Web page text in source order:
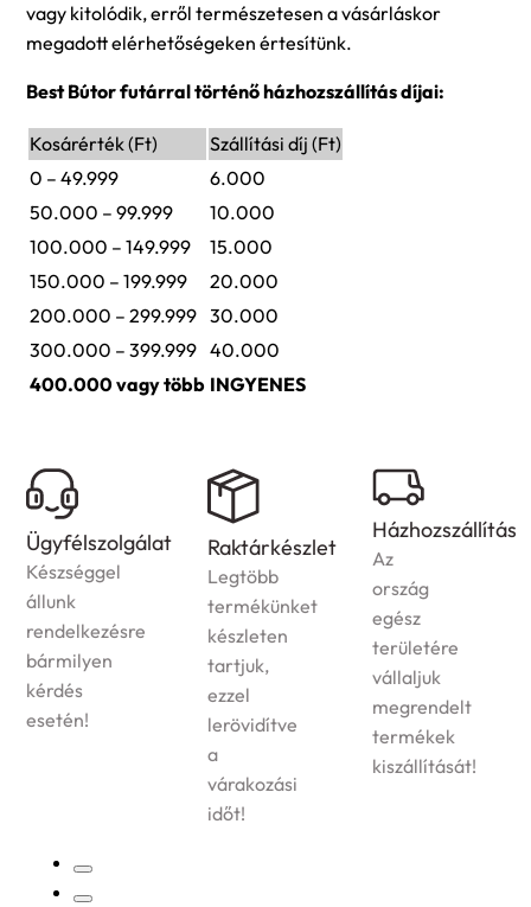
vagy kitolódik, erről természetesen a vásárláskor
megadott elérhetőségeken értesítünk.
Best Bútor futárral történő házhozszállítás díjai:
Kosárérték (Ft)
Szállítási díj (Ft)
0 – 49.999
6.000
50.000 – 99.999
10.000
100.000 – 149.999
15.000
150.000 – 199.999
20.000
200.000 – 299.999 30.000
300.000 – 399.999 40.000
400.000 vagy több INGYENES
Ügyfélszolgálat
Készséggel
állunk
rendelkezésre
bármilyen
kérdés
esetén!
Raktárkészlet
Legtöbb
termékünket
készleten
tartjuk,
ezzel
lerövidítve
a
várakozási
időt!
Házhozszállítás
Az
ország
egész
területére
vállaljuk
megrendelt
termékek
kiszállítását!